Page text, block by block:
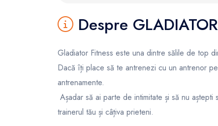
Despre
Gladiator Fitness este una dintre sălile de top
Dacă îți place să te antrenezi cu un antrenor
antrenamente.
Așadar să ai parte de intimitate și să nu
trainerul tău și câțiva prieteni.